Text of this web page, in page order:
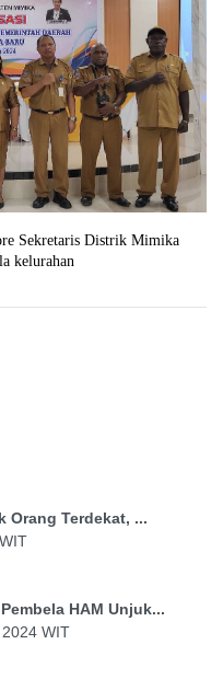
Sekretaris Distrik Mimika
kelurahan
Orang Terdekat, ...
HAM Unjuk...
WIT